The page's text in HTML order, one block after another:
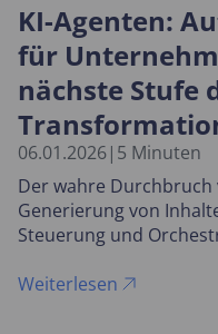
KI-Agenten:
für
nächste Stufe
06.01.2026| 5 Minuten
Der wahre
Generierung von
Steuerung und
Weiterlesen